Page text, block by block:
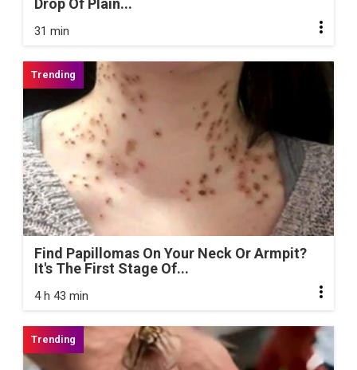
Drop Of Plain...
31 min
Find Papillomas On Your Neck Or Armpit?
It's The First Stage Of...
4 h 43 min